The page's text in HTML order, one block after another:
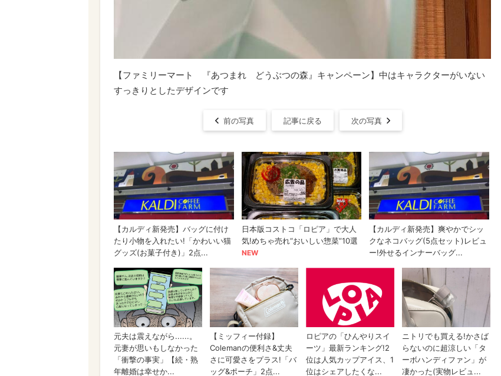
【ファミリーマート 『あつまれ どうぶつの森』キャンペーン】中はキャラクターがいない
すっきりとしたデザインです
前の写真 記事に戻る 次の写真